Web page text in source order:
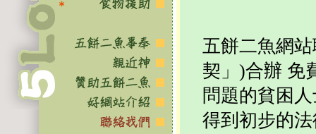
五餅二魚網
契」)合辦 免
問題的貧困
得到初步的